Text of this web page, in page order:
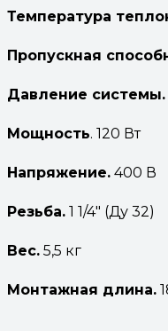
Температура
Пропускная
Давление системы.
Мощность. 120 Вт
Напряжение. 400 В
Резьба. 1 1/4″ (Ду 32)
Вес. 5,5 кг
Монтажная длина.